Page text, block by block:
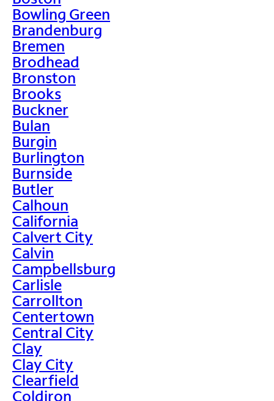
Bowling Green
Brandenburg
Bremen
Brodhead
Bronston
Brooks
Buckner
Bulan
Burgin
Burlington
Burnside
Butler
Calhoun
California
Calvert City
Calvin
Campbellsburg
Carlisle
Carrollton
Centertown
Central City
Clay
Clay City
Clearfield
Coldiron